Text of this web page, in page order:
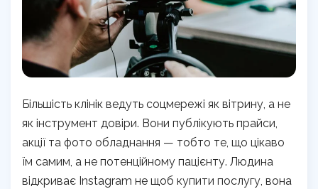
Більшість клінік ведуть соцмережі як вітрину, а не
як інструмент довіри. Вони публікують прайси,
акції та фото обладнання — тобто те, що цікаво
їм самим, а не потенційному пацієнту. Людина
відкриває Instagram не щоб купити послугу, вона